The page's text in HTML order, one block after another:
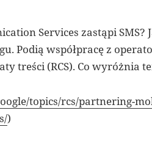
Services zastąpi
Podią współpracę z
treści (RCS). Co wyróżnia
topics/rcs/partnering-
)